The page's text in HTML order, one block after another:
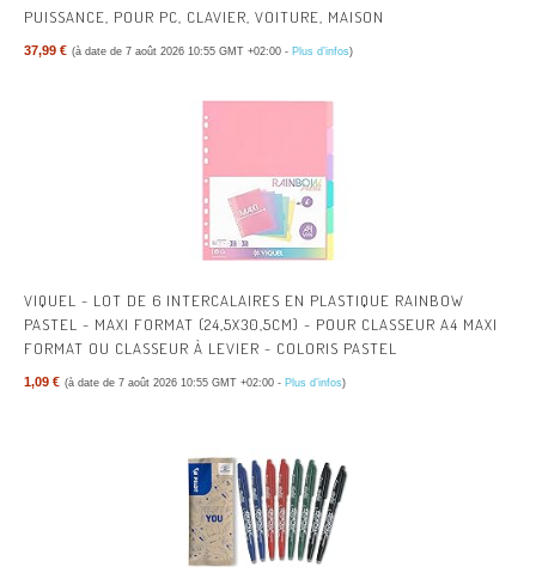
PUISSANCE, POUR PC, CLAVIER, VOITURE, MAISON
37,99 € (à date de 7 août 2026 10:55 GMT +02:00 - Plus d’infos)
VIQUEL - LOT DE 6 INTERCALAIRES EN PLASTIQUE RAINBOW
PASTEL - MAXI FORMAT (24,5X30,5CM) - POUR CLASSEUR A4 MAXI
FORMAT OU CLASSEUR À LEVIER - COLORIS PASTEL
1,09 € (à date de 7 août 2026 10:55 GMT +02:00 - Plus d’infos)